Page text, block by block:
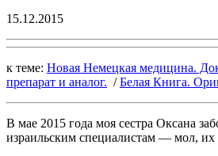
15.12.2015
к теме: Новая Немецкая медицина.
препарат и аналог. /Белая Книга.
В мае 2015 года моя сестра Оксана
израильским специалистам — мол,